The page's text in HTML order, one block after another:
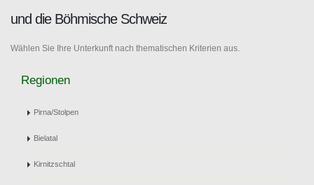
und die Böhmische Schweiz
Wählen Sie Ihre Unterkunft nach thematischen Kriterien aus.
Regionen
Pirna/Stolpen
Bielatal
Kirnitzschtal